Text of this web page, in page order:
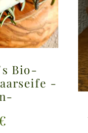
Bio-
-